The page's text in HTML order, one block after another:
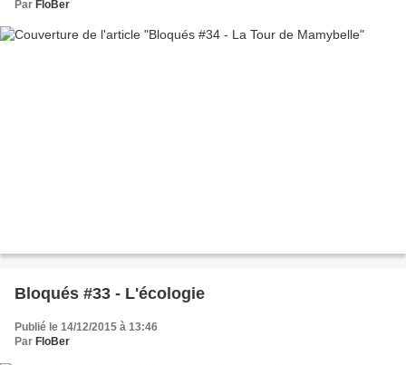
Par FloBer
Bloqués #33 - L'écologie
Publié le 14/12/2015 à 13:46
Par FloBer